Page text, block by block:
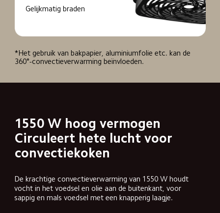
Gelijkmatig braden
*Het gebruik van bakpapier, aluminiumfolie etc. kan de
360°-convectieverwarming beïnvloeden.
1550 W hoog vermogen
Circuleert hete lucht voor
convectiekoken
De krachtige convectieverwarming van 1550 W houdt
vocht in het voedsel en olie aan de buitenkant, voor
sappig en mals voedsel met een knapperig laagje.